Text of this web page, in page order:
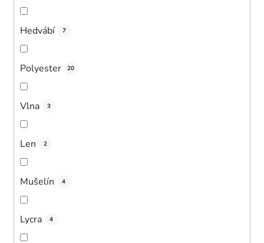
Hedvábí 7
Polyester 20
Vlna 3
Len 2
Mušelín 4
Lycra 4